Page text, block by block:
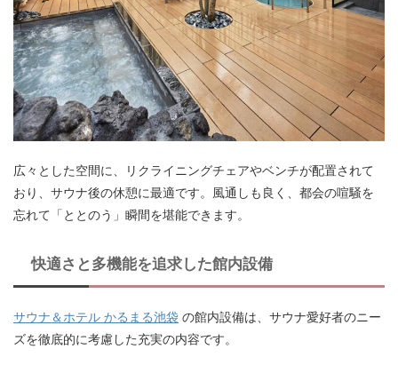
広々とした空間に、リクライニングチェアやベンチが配置されて
おり、サウナ後の休憩に最適です。風通しも良く、都会の喧騒を
忘れて「ととのう」瞬間を堪能できます。
快適さと多機能を追求した館内設備
サウナ＆ホテル かるまる池袋 の館内設備は、サウナ愛好者のニー
ズを徹底的に考慮した充実の内容です。